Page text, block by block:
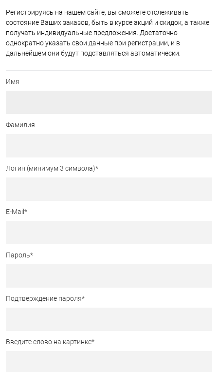
Регистрируясь на нашем сайте, вы сможете отслеживать
состояние Ваших заказов, быть в курсе акций и скидок, а также
получать индивидуальные предложения. Достаточно
однократно указать свои данные при регистрации, и в
дальнейшем они будут подставляться автоматически.
Имя
Фамилия
Логин (минимум 3 символа)*
E-Mail *
Пароль*
Подтверждение пароля*
Введите слово на картинке*